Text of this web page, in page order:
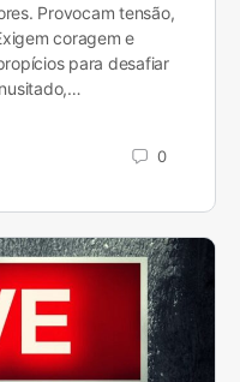
Provocam tensão,
coragem e
para desafiar
0